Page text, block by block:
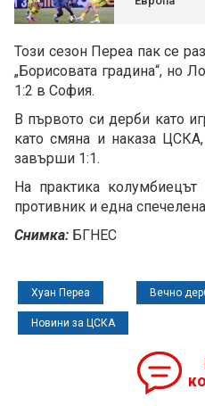
Този сезон Переа пак се
„Борисовата градина“, но
1:2 в София.
В първото си дерби като
като смяна и наказа
завърши 1:1.
На практика
противник и една
Снимка: БГНЕС
Хуан Переа Вечно
Новини за ЦСКА